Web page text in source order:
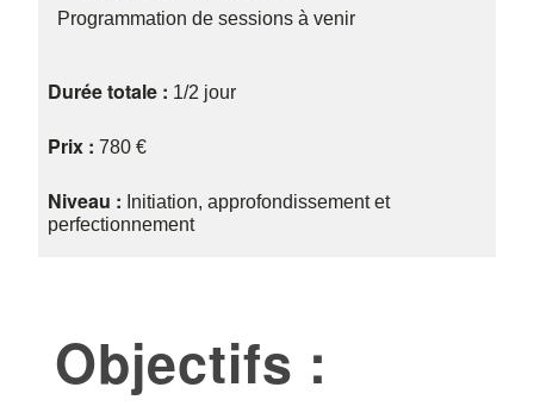
Programmation de sessions à venir
Durée totale : 1/2 jour
Prix : 780 €
Niveau : Initiation, approfondissement et
perfectionnement
Objectifs :